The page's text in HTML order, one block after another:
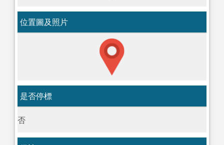
位置圖及照片
是否停標
否